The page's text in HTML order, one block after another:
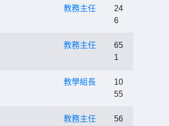
教務主任
24
6
教務主任
65
1
教學組長
10
55
教務主任
56